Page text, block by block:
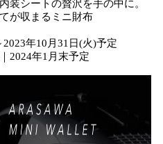
装シートの贅沢を手の中に。
が収まるミニ財布
2023年10月31日(火)予定
2024年1月末予定